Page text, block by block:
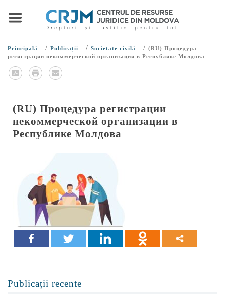
Principală / Publicații / Societate civilă / (RU) Процедура
регистрации некоммерческой организации в Республике Молдова
(RU) Процедура регистрации
некоммерческой организации в
Республике Молдова
Publicații recente